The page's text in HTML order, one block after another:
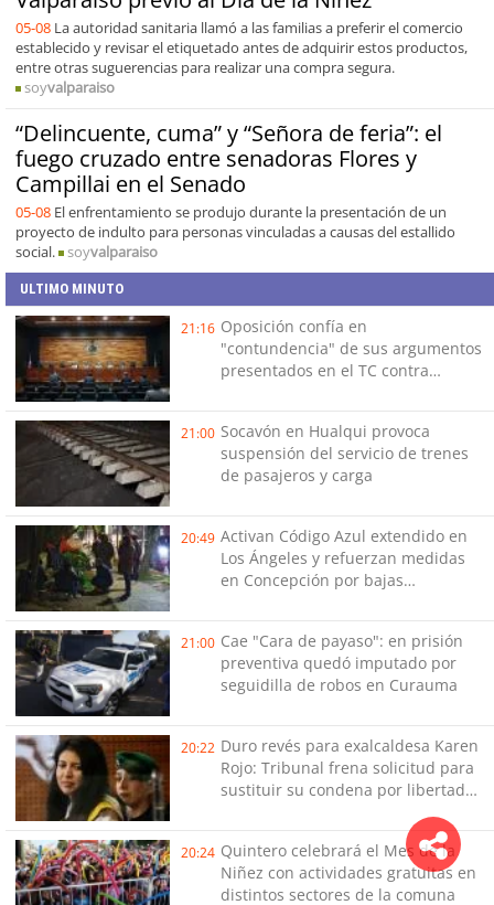
05-08 La autoridad sanitaria llamó a las familias a preferir el comercio
establecido y revisar el etiquetado antes de adquirir estos productos,
entre otras suguerencias para realizar una compra segura.
soyvalparaiso
“Delincuente, cuma” y “Señora de feria”: el
fuego cruzado entre senadoras Flores y
Campillai en el Senado
05-08 El enfrentamiento se produjo durante la presentación de un
proyecto de indulto para personas vinculadas a causas del estallido
social.
soyvalparaiso
ULTIMO MINUTO
21:16 Oposición confía en
"contundencia" de sus argumentos
presentados en el TC contra
21:00 Socavón en Hualqui provoca
suspensión del servicio de trenes
de pasajeros y carga
20:49 Activan Código Azul extendido en
Los Ángeles y refuerzan medidas
en Concepción por bajas
semana
21:00 Cae "Cara de payaso": en prisión
preventiva quedó imputado por
seguidilla de robos en Curauma
20:22 Duro revés para exalcaldesa Karen
Rojo: Tribunal frena solicitud para
sustituir su condena por libertad
20:24 Quintero celebrará el Mes de la
Niñez con actividades gratuitas en
distintos sectores de la comuna